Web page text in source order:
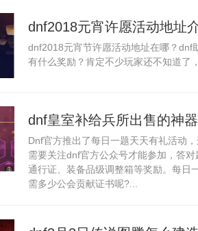
dnf2018元宵许愿活动地址
dnf2018元宵节许愿活动地址在哪？dnf
有什么奖励？肯定不少玩家还不知道了
dnf皇室补给兵所出售的神
答案
Dnf官方推出了每日一题天天有礼活动
需要关注dnf官方公众号才能参加，答
通行证、装备品级调整箱等奖励。每日
需多少公会贡献证书呢?...